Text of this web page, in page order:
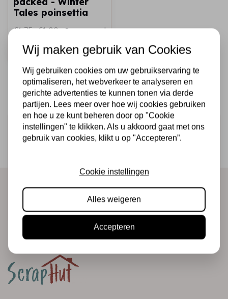
Tales poinsettia
€1,75 €1,00 Op voorraad
Snel toevoegen
Schrijf je in voor de nieuwsbrief
Ontvang als eerste onze actie en nieuwe producten
Wij maken gebruik van Cookies
Wij gebruiken cookies om uw gebruikservaring te
optimaliseren, het webverkeer te analyseren en
gerichte advertenties te kunnen tonen via derde
partijen. Lees meer over hoe wij cookies gebruiken
en hoe u ze kunt beheren door op "Cookie
instellingen" te klikken. Als u akkoord gaat met ons
gebruik van cookies, klikt u op "Accepteren”.
Cookie instellingen
Alles weigeren
Accepteren